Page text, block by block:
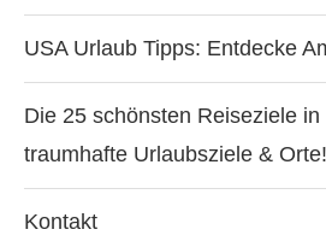
USA Urlaub Tipps: Entdecke
Die 25 schönsten Reiseziele
traumhafte Urlaubsziele & Orte!
Kontakt